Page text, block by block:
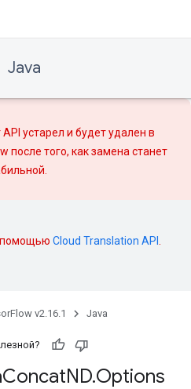
Java
API устарел и будет удален в
после того, какзамена станет
помощью Cloud Translation API
v2.16.1 Java
ConcatND.Options